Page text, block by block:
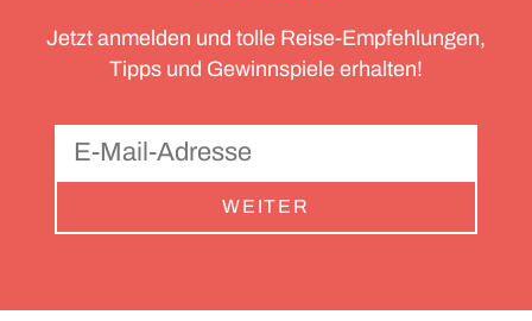
Jetzt anmelden und tolle Reise-Empfehlungen,
Tipps und Gewinnspiele erhalten!
WEITER